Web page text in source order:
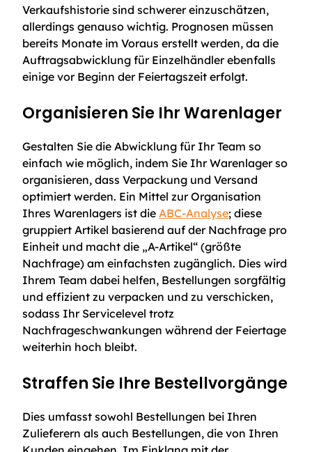
Verkaufshistorie sind schwerer einzuschätzen,
allerdings genauso wichtig. Prognosen müssen
bereits Monate im Voraus erstellt werden, da die
Auftragsabwicklung für Einzelhändler ebenfalls
einige vor Beginn der Feiertagszeit erfolgt.
Organisieren Sie Ihr Warenlager
Gestalten Sie die Abwicklung für Ihr Team so
einfach wie möglich, indem Sie Ihr Warenlager so
organisieren, dass Verpackung und Versand
optimiert werden. Ein Mittel zur Organisation
Ihres Warenlagers ist die ABC-Analyse; diese
gruppiert Artikel basierend auf der Nachfrage pro
Einheit und macht die „A-Artikel“ (größte
Nachfrage) am einfachsten zugänglich. Dies wird
Ihrem Team dabei helfen, Bestellungen sorgfältig
und effizient zu verpacken und zu verschicken,
sodass Ihr Servicelevel trotz
Nachfrageschwankungen während der Feiertage
weiterhin hoch bleibt.
Straffen Sie Ihre Bestellvorgänge
Dies umfasst sowohl Bestellungen bei Ihren
Zulieferern als auch Bestellungen, die von Ihren